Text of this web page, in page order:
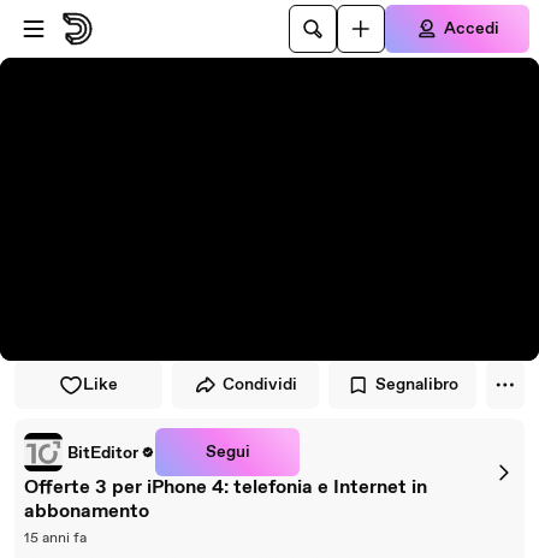
Vai al lettore
Passa al contenuto principale
Accedi
Like Condividi Segnalibro
BitEditor Segui
Offerte 3 per iPhone 4: telefonia e Internet in
abbonamento
15 anni fa